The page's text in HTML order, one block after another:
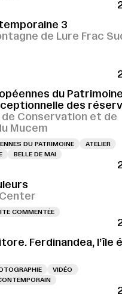
3
de Lure Frac
du Patrimoine
des
de Conservation et de
Mucem
DU PATRIMOINE
ATELIER
BELLE DE MAI
COMMENTÉE
Ferdinandea, l’île
VIDÉO